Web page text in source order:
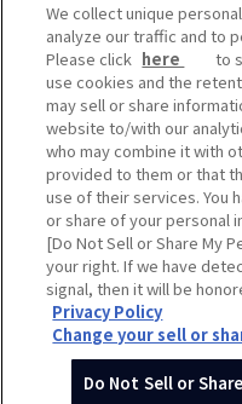
TOP
企業情報
グループの事業領域
株主・投資家のみなさま
サステナビリティ
採用情報
ニュースリリース
(C) Hankyu Hanshin
サイトマップ よ
We collect unique
analyze our traffic and to
Please click here
to
use cookies and the
may sell or share
website to/with our
who may combine it with
provided to them or that
use of their services. You
or share of your personal
[Do Not Sell or Share My
your right. If we have
signal, then it will be
Privacy Policy
Change your sell or
Do Not Sell or